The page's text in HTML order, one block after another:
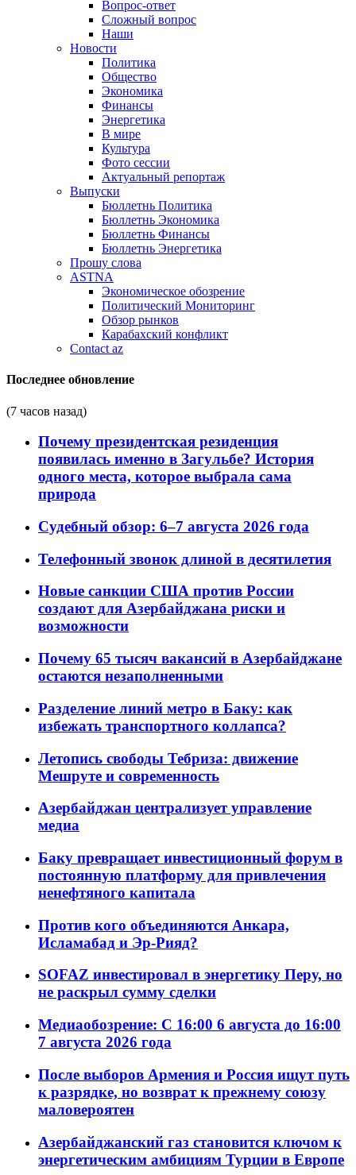
Вопрос-ответ
Сложный вопрос
Наши
Новости
Политика
Общество
Экономика
Финансы
Энергетика
В мире
Культура
Фото сессии
Актуальный репортаж
Выпуски
Бюллетнь Политика
Бюллетнь Экономика
Бюллетнь Финансы
Бюллетнь Энергетика
Прошу слова
ASTNA
Экономическое обозрение
Политический Мониторинг
Обзор рынков
Карабахский конфликт
Contact az
Последнее обновление
(7 часов назад)
Почему президентская резиденция
появилась именно в Загульбе? История
одного места, которое выбрала сама
природа
Судебный обзор: 6–7 августа 2026 года
Телефонный звонок длиной в десятилетия
Новые санкции США против России
создают для Азербайджана риски и
возможности
Почему 65 тысяч вакансий в Азербайджане
остаются незаполненными
Разделение линий метро в Баку: как
избежать транспортного коллапса?
Летопись свободы Тебриза: движение
Мешруте и современность
Азербайджан централизует управление
медиа
Баку превращает инвестиционный форум в
постоянную платформу для привлечения
ненефтяного капитала
Против кого объединяются Анкара,
Исламабад и Эр-Рияд?
SOFAZ инвестировал в энергетику Перу, но
не раскрыл сумму сделки
Медиаобозрение: С 16:00 6 августа до 16:00
7 августа 2026 года
После выборов Армения и Россия ищут путь
к разрядке, но возврат к прежнему союзу
маловероятен
Азербайджанский газ становится ключом к
энергетическим амбициям Турции в Европе